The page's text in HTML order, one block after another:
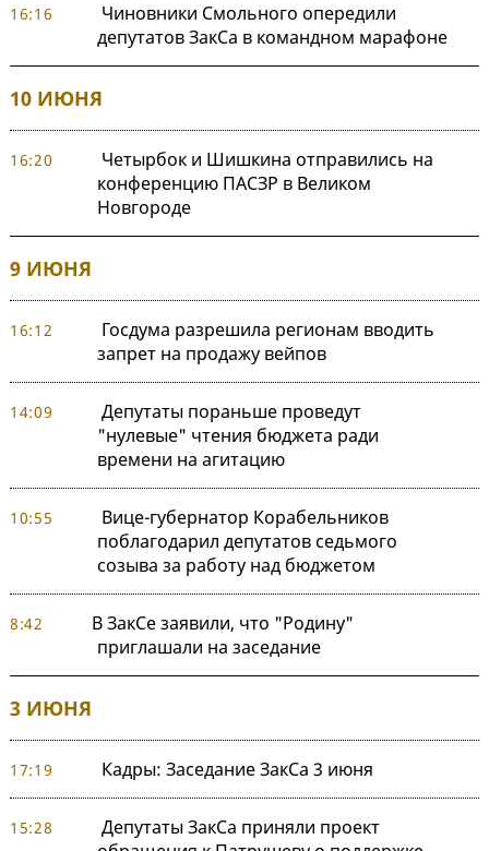
16:16
Чиновники Смольного опередили
депутатов ЗакСа в командном марафоне
10 ИЮНЯ
16:20
Четырбок и Шишкина отправились на
конференцию ПАСЗР в Великом
Новгороде
9 ИЮНЯ
16:12
Госдума разрешила регионам вводить
запрет на продажу вейпов
14:09
Депутаты пораньше проведут
"нулевые" чтения бюджета ради
времени на агитацию
10:55
Вице-губернатор Корабельников
поблагодарил депутатов седьмого
созыва за работу над бюджетом
8:42
В ЗакСе заявили, что "Родину"
приглашали на заседание
3 ИЮНЯ
17:19 Кадры: Заседание ЗакСа 3 июня
15:28
Депутаты ЗакСа приняли проект